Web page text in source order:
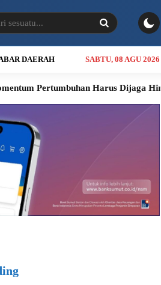
DAERAH SABTU, 08 AGU 2026
Harus Dijaga Hingga Akhir Tahun